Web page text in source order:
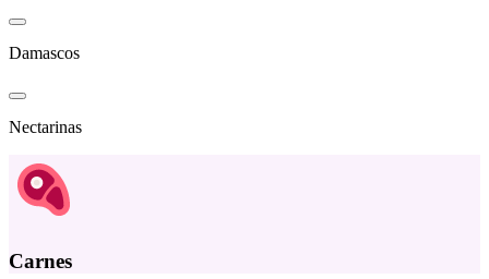
Damascos
Nectarinas
Carnes